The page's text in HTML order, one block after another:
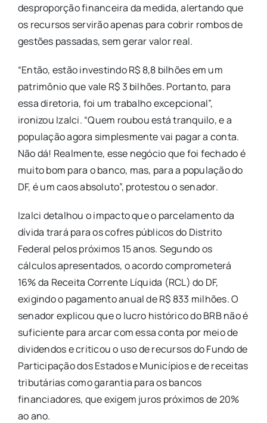
desproporção financeira da medida, alertando que
os recursos servirão apenas para cobrir rombos de
gestões passadas, sem gerar valor real.
“Então, estão investindo R$ 8,8 bilhões em um
patrimônio que vale R$ 3 bilhões. Portanto, para
essa diretoria, foi um trabalho excepcional”,
ironizou Izalci. “Quem roubou está tranquilo, e a
população agora simplesmente vai pagar a conta.
Não dá! Realmente, esse negócio que foi fechado é
muito bom para o banco, mas, para a população do
DF, é um caos absoluto”, protestou o senador.
Izalci detalhou o impacto que o parcelamento da
dívida trará para os cofres públicos do Distrito
Federal pelos próximos 15 anos. Segundo os
cálculos apresentados, o acordo comprometerá
16% da Receita Corrente Líquida (RCL) do DF,
exigindo o pagamento anual de R$ 833 milhões. O
senador explicou que o lucro histórico do BRB não é
suficiente para arcar com essa conta por meio de
dividendos e criticou o uso de recursos do Fundo de
Participação dos Estados e Municípios e de receitas
tributárias como garantia para os bancos
financiadores, que exigem juros próximos de 20%
ao ano.